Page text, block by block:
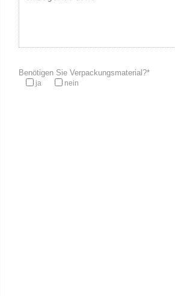
Benötigen Sie Verpackungsmaterial?*
ja nein